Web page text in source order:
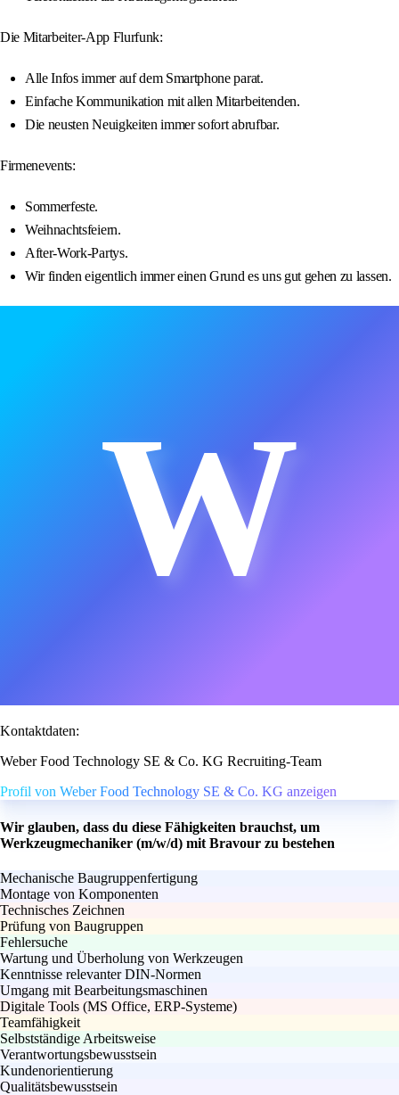
Die Mitarbeiter-App Flurfunk:
Alle Infos immer auf dem Smartphone parat.
Einfache Kommunikation mit allen Mitarbeitenden.
Die neusten Neuigkeiten immer sofort abrufbar.
Firmenevents:
Sommerfeste.
Weihnachtsfeiern.
After-Work-Partys.
Wir finden eigentlich immer einen Grund es uns gut gehen zu lassen.
W
Kontaktdaten:
Weber Food Technology SE & Co. KG Recruiting-Team
Profil von Weber Food Technology SE & Co. KG anzeigen
Wir glauben, dass du diese Fähigkeiten brauchst, um
Werkzeugmechaniker (m/w/d) mit Bravour zu bestehen
Mechanische Baugruppenfertigung
Montage von Komponenten
Technisches Zeichnen
Prüfung von Baugruppen
Fehlersuche
Wartung und Überholung von Werkzeugen
Kenntnisse relevanter DIN-Normen
Umgang mit Bearbeitungsmaschinen
Digitale Tools (MS Office, ERP-Systeme)
Teamfähigkeit
Selbstständige Arbeitsweise
Verantwortungsbewusstsein
Kundenorientierung
Qualitätsbewusstsein